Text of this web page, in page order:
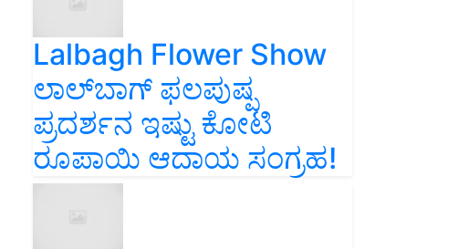
Lalbagh Flower Show
ಲಾಲ್‌ಬಾಗ್ ಫಲಪುಷ್ಪ
ಪ್ರದರ್ಶನ ಇಷ್ಟು ಕೋಟಿ
ರೂಪಾಯಿ ಆದಾಯ ಸಂಗ್ರಹ!